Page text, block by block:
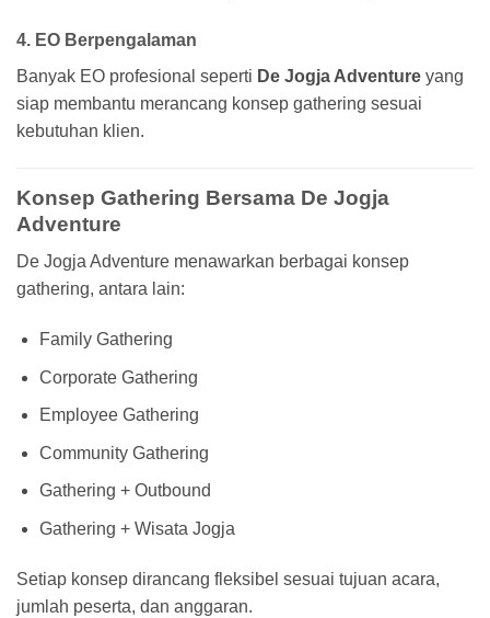
4. EO Berpengalaman
Banyak EO profesional seperti De Jogja Adventure yang
siap membantu merancang konsep gathering sesuai
kebutuhan klien.
Konsep Gathering Bersama De Jogja
Adventure
De Jogja Adventure menawarkan berbagai konsep
gathering, antara lain:
Family Gathering
Corporate Gathering
Employee Gathering
Community Gathering
Gathering + Outbound
Gathering + Wisata Jogja
Setiap konsep dirancang fleksibel sesuai tujuan acara,
jumlah peserta, dan anggaran.